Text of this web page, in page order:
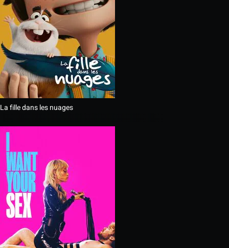
La fille dans les nuages